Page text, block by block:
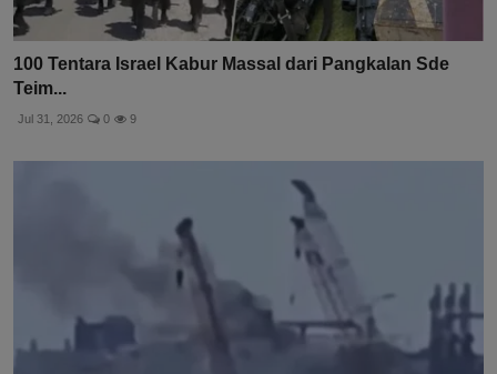
100 Tentara Israel Kabur Massal dari Pangkalan Sde
Teim...
Jul 31, 2026 0 9